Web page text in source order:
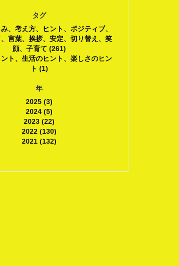
タグ
、考え方、ヒント、ポジティブ、
言葉、挨拶、安定、切り替え、笑
顔、子育て (261)
ト、生活のヒント、楽しさのヒン
ト (1)
年
2025 (3)
2024 (5)
2023 (22)
2022 (130)
2021 (132)